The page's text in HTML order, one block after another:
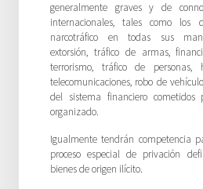
generalmente graves y de
internacionales, tales como los
narcotráfico en todas sus
extorsión, tráfico de armas,
terrorismo, tráfico de
telecomunicaciones, robo de
del sistema financiero
organizado.
Igualmente tendrán competencia
proceso especial de privación
bienes de origen ilícito.